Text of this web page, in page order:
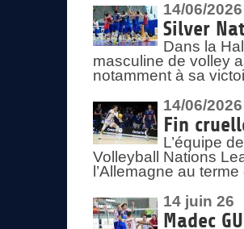
14/06/2026
Silver
Dans la
masculine de volley
notamment à sa
14/06/2026
Fin
L’équipe
Volleyball Nations
l’Allemagne au
14 juin 26
Madec